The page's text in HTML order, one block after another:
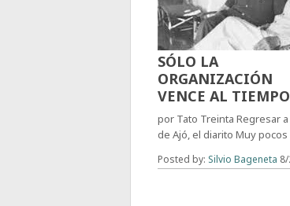
SÓLO LA
ORGANIZACIÓN
VENCE AL TIEMPO
por Tato Treinta Regresar
de Ajó, el diarito Muy
Posted by: Silvio Bageneta